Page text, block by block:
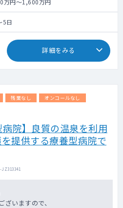
万円～1,600万円
5日
詳細をみる
残業なし
オンコールなし
院】良質の温泉を利用
提供する療養型病院で
JZ313341
いますので、